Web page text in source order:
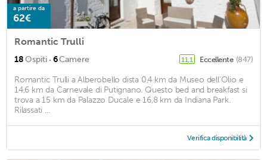
a partire da
62€
Romantic Trulli
18Ospiti · 6Camere 11,1 Eccellente (847)
Romantic Trulli a Alberobello dista 0,4 km da Museo dell'Olio e
14,6 km da Carnevale di Putignano. Questo bed and breakfast si
trova a 15 km da Palazzo Ducale e 16,8 km da Indiana Park.
Rilassati ...
Verifica disponibilità